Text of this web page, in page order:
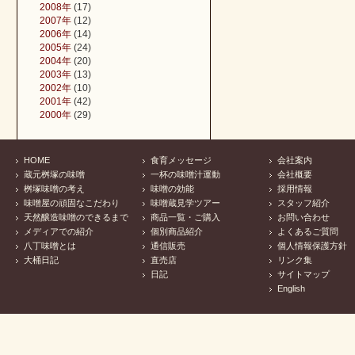
2008年 (17)
2007年 (12)
2006年 (14)
2005年 (24)
2004年 (20)
2003年 (13)
2002年 (10)
2001年 (42)
2000年 (29)
HOME
蔵元桝塚の味噌
桝塚味噌の考え
味噌屋の頑固なこだわり
天然醸造味噌のできるまで
メディアでの紹介
八丁味噌とは
大桶日記
食育メッセージ
一杯の味噌汁運動
味噌の効能
味噌蔵見学ツアー
商品一覧・ご購入
個別商品紹介
通信販売
直売店
日記
会社案内
会社概要
採用情報
スタッフ紹介
お問い合わせ
よくあるご質問
個人情報保護方針
リンク集
サイトマップ
English